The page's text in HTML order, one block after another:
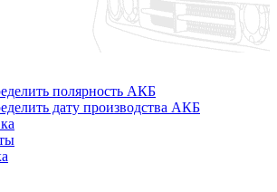
полярность АКБ
дату производства АКБ